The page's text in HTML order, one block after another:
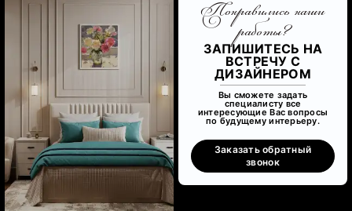
Понравились наши
работы?
ЗАПИШИТЕСЬ НА
ВСТРЕЧУ С
ДИЗАЙНЕРОМ
Вы сможете задать
специалисту все
интересующие Вас вопросы
по будущему интерьеру.
Заказать обратный
звонок